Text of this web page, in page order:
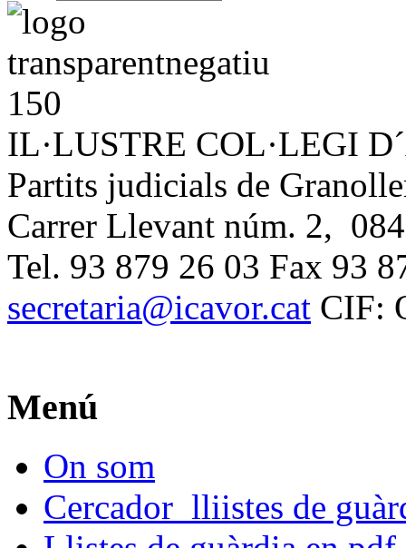
IL·LUSTRE COL·LEGI
Partits judicials de
Carrer Llevant núm. 2,
Tel. 93 879 26 03 Fax 93
secretaria@icavor.cat CIF:
Menú
On som
Cercador lliistes de